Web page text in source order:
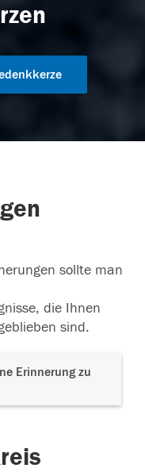
sollte man
die Ihnen
sind.
Erinnerung zu